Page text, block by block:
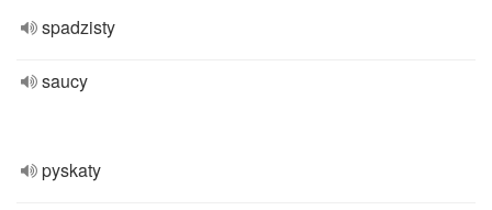
spadzisty
saucy
pyskaty